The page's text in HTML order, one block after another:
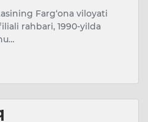
Farg‘ona viloyati
rahbari, 1990-yilda